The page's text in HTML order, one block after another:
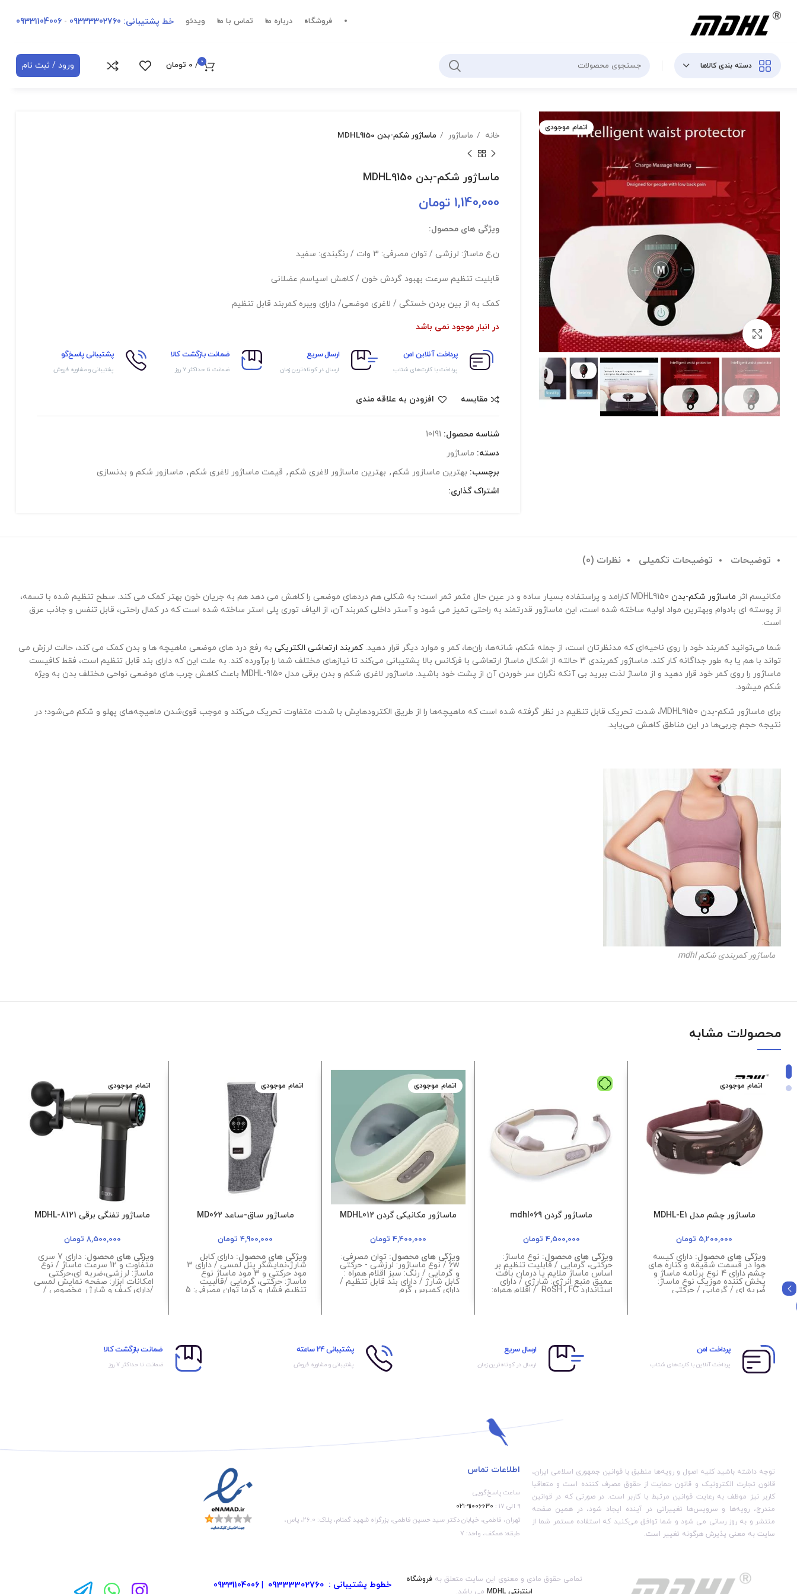
فروشگاه درباره ما تماس با ما ویدئو خط پشتیبانی: 09333302760 -
09331104006
دسته بندی کالاها 0
/
0 تومان ورود / ثبت نام
اتمام موجودی
بزرگنمایی تصویر
خانه ماساژور ماساژور شکم-بدن MDHL9150
ماساژور شکم-بدن MDHL9150
1,140,000 تومان
ویژگی های محصول:
ن,ع ماساژ: لرزشی / توان مصرفی: 3 وات / رنگبندی: سفید
قابلیت تنظیم سرعت بهبود گردش خون / کاهش اسپاسم عضلانی
کمک به از بین بردن خستگی / لاغری موضعی/ دارای ویبره کمربند قابل تنظیم
در انبار موجود نمی باشد
پرداخت آنلاین امن
پرداخت با کارت‌های شتاب
ارسال سریع
ارسال در کوتاه‌ترین زمان
ضمانت بازگشت کالا
ضمانت تا حداکثر ۷ روز
پشتیبانی پاسخ‌گو
پشتیبانی و مشاوره فروش
مقایسه افزودن به علاقه مندی
شناسه محصول: 10191
دسته: ماساژور
برچسب: بهترین ماسازور شکم, بهترین ماساژور لاغری شکم, قیمت ماساژور لاغری شکم, ماسازور شکم و بدنسازی
اشتراک گذاری:
توضیحات توضیحات تکمیلی نظرات (0)
مکانیسم اثر ماساژور شکم-بدن
MDHL9150 کارامد و پراستفاده بسیار ساده و در عین حال مثمر ثمر است؛ به شکلی هم دردهای موضعی را کاهش می دهد هم به جریان خون بهتر کمک می کند. سطح تنظیم شده با تسمه،
از پوسته ای بادوام وبهترین مواد اولیه ساخته شده است، این ماساژور قدرتمند به راحتی تمیز می شود و آستر داخلی کمربند آن، از الیاف توری پلی استر ساخته شده است که در کمال راحتی، قابل تنفس و جاذب عرق
است.
شما می‌توانید کمربند خود را روی ناحیه‌ای که مدنظرتان است، از جمله شکم، شانه‌ها، ران‌ها، کمر و موارد دیگر قرار دهید.کمربند ارتعاشی الکتریکی به رفع درد های موضعی ماهیچه ها و بدن کمک می کند، حالت لرزش می
تواند با هم یا به طور جداگانه کار کند. ماساژور کمربندی 3 حالته از اشکال ماساژ ارتعاشی با فرکانس بالا پشتیبانی می‌کند تا نیازهای مختلف شما را برآورده کند. به علت این که دارای بند قابل تنظیم است، فقط کافیست
ماساژور را روی کمر خود قرار دهید و از ماساژ لذت ببرید بی آنکه نگران سر خوردن آن از پشت خود باشید. ماساژور لاغری شکم و بدن برقی مدل MDHL-9150 باعث کاهش چرب های موضعی نواحی مختلف بدن به ویژه
شکم میشود.
برای ماساژور شکم-بدن MDHL9150، شدت تحریک قابل‌ تنظیم در نظر گرفته شده است که ماهیچه‌ها را از طریق الکترودهایش با شدت متفاوت تحریک می‌کند و موجب قوی‌شدن ماهیچه‌های پهلو و شکم می‌شود؛ در
نتیجه حجم چربی‌ها در این مناطق کاهش می‌یابد.
ماساژور کمربندی شکم mdhl
محصولات مشابه
اتمام موجودی
ماساژور چشم مدل MDHL-E1
5,200,000 تومان
ویژگی های محصول: دارای کیسه
هوا در قسمت شقیقه و کناره های
چشم دارای 4 نوع برنامه ماساژ و
پخش کننده موزیک نوع ماساژ:
ضربه ای / گرمایی / حرکتی
ماساژور گردن mdhl069
4,500,000 تومان
ویژگی های محصول: نوع ماساژ:
حرکتی، گرمایی / قابلیت تنظیم بر
اساس ماساژ ملایم یا درمان بافت
عمیق منبع انرژی: شارژی / دارای
استاندارد RoSH , FC / اقلام همراه:
اتمام موجودی
ماساژور مکانیکی گردن MDHL012
4,400,000 تومان
ویژگی های محصول: توان مصرفی:
6w / نوع ماساژور: لرزشی - حرکتی
و گرمایی / رنگ: سبز اقلام همراه :
کابل شارژ / دارای بند قابل تنظیم /
دارای کمپرس گرم
اتمام موجودی
ماساژور ساق-ساعد MD062
4,900,000 تومان
ویژگی های محصول: دارای کابل
شارژ،نمایشگر پنل لمسی / دارای 3
مود حرکتی و 3 مود ماساژ نوع
ماساژ: حرکتی، گرمایی /قالبیت
تنظیم فشار و گرما توان مصرفی: 5
اتمام موجودی
ماساژور تفنگی برقی MDHL-8121
8,500,000 تومان
ویزگی های محصول: دارای 7 سری
متفاوت و 12 سرعت ماساژ / نوع
ماساژ: لرزشی،ضربه ای،حرکتی
امکانات ابزار: صفحه نمایش لمسی
/دارای کیف و شارژر مخصوص /
پرداخت امن
پرداخت آنلاین با کارت‌های شتاب
ارسال سریع
ارسال در کوتاه‌ترین زمان
پشتیبانی 24 ساعته
پشتیبانی و مشاوره فروش
ضمانت بازگشت کالا
ضمانت تا حداکثر ۷ روز
توجه داشته باشید کلیه اصول و رویه‏‌ها منطبق با قوانین جمهوری اسلامی ایران،
قانون تجارت الکترونیک و قانون حمایت از حقوق مصرف کننده است و متعاقبا
کاربر نیز موظف به رعایت قوانین مرتبط با کاربر است. در صورتی که در قوانین
مندرج، رویه‏‌ها و سرویس‏‌ها تغییراتی در آینده ایجاد شود، در همین صفحه
منتشر و به روز رسانی می شود و شما توافق می‏‌کنید که استفاده مستمر شما از
سایت به معنی پذیرش هرگونه تغییر است.
اطلاعات تماس
ساعت پاسخ‌گویی
۹ الی ۱۷ :
۹۱۰۰۶۶۳۰-۰۲۱
تهران، فاطمی، خیابان دکتر سید حسین فاطمی، بزرگراه شهید گمنام، پلاک: 26.0، یاس،
طبقه: همکف، واحد: 7
تمامی حقوق مادی و معنوی این سایت متعلق بهفروشگاه
اینترنتی MDHL
می باشد.
خطوط پشتیبانی :09333302760
|
09331104006